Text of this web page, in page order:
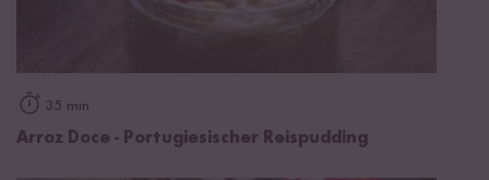
35 min
Arroz Doce - Portugiesischer Reispudding